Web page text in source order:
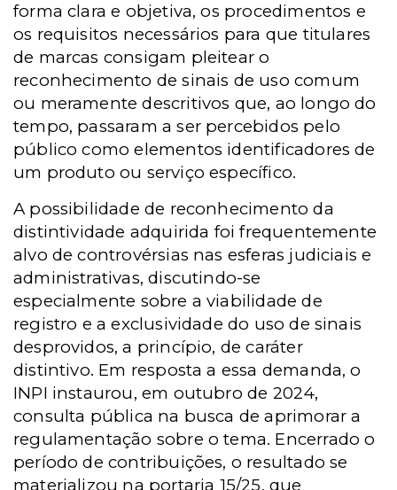
forma clara e objetiva, os procedimentos e
os requisitos necessários para que titulares
de marcas consigam pleitear o
reconhecimento de sinais de uso comum
ou meramente descritivos que, ao longo do
tempo, passaram a ser percebidos pelo
público como elementos identificadores de
um produto ou serviço específico.
A possibilidade de reconhecimento da
distintividade adquirida foi frequentemente
alvo de controvérsias nas esferas judiciais e
administrativas, discutindo-se
especialmente sobre a viabilidade de
registro e a exclusividade do uso de sinais
desprovidos, a princípio, de caráter
distintivo. Em resposta a essa demanda, o
INPI instaurou, em outubro de 2024,
consulta pública na busca de aprimorar a
regulamentação sobre o tema. Encerrado o
período de contribuições, o resultado se
materializou na portaria 15/25, que